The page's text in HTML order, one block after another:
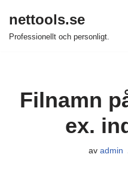
Hoppa
nettools.se
Professionellt och personligt.
Filnamn
ex.
av admin